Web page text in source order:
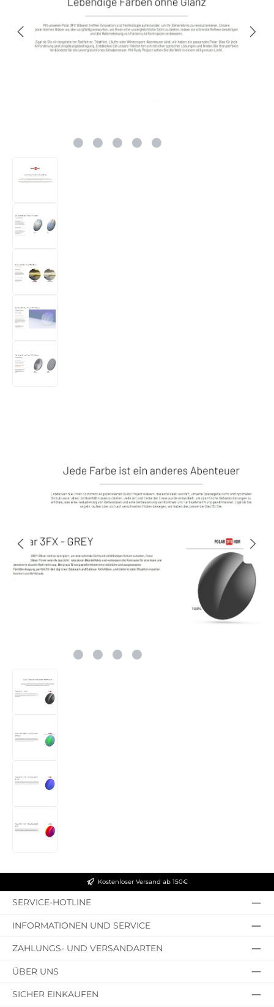
Kostenloser Versand ab 150€
SERVICE-HOTLINE
INFORMATIONEN UND SERVICE
ZAHLUNGS- UND VERSANDARTEN
ÜBER UNS
SICHER EINKAUFEN